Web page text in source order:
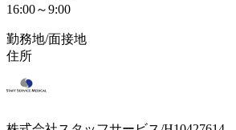
16:00～9:00
勤務地/面接地
住所